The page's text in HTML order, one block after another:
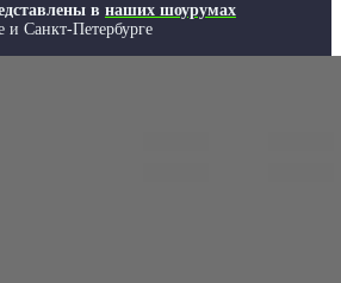
в наших шоурумах
Санкт-Петербурге